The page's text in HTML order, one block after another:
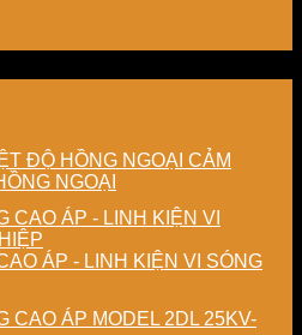
thành năng
chất
lượng
phẩm
CẢM
NGOẠI
ÁP - LINH KIỆN VI SÓNG